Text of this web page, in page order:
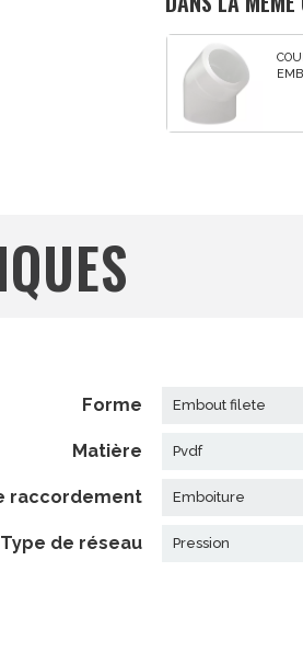
COUDE 45° PVDF
forme embout filete
matière pvdf
raccordement emboiture
type de réseau pression